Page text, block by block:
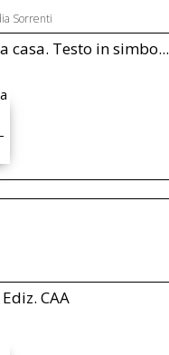
Sorrenti
casa. Testo in simbo...
CAA